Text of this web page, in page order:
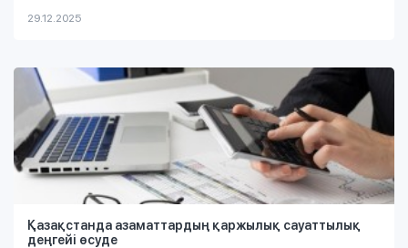
29.12.2025
Қазақстанда азаматтардың қаржылық сауаттылық
деңгейі өсуде